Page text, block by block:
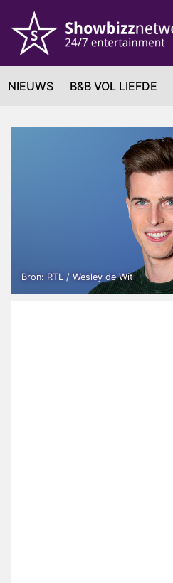
NIEUWS B&B VOL LIEFDE
Bron: RTL / Wesley de Wit